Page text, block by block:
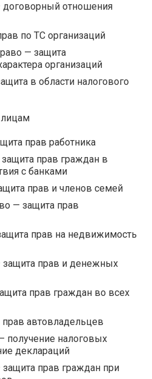
отношения
по ТС организаций
— защита
организаций
в области налогового
лицам
прав работника
прав граждан в
с банками
прав и членов семей
— защита прав
прав на недвижимость
прав и денежных
прав граждан во всех
автовладельцев
налоговых
деклараций
прав граждан при